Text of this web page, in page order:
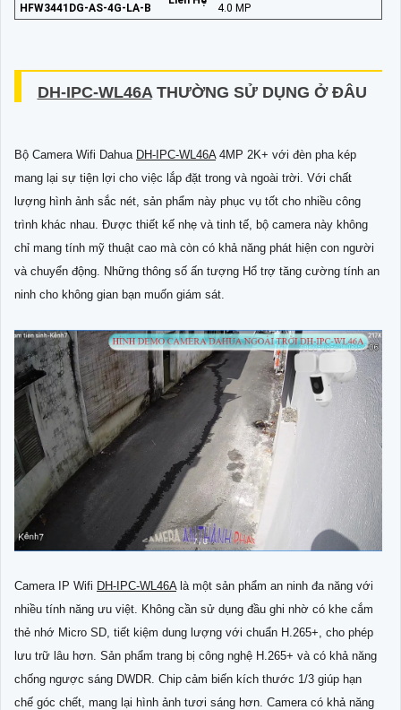
HFW3441DG-AS-4G-LA-B 4.0 MP
DH-IPC-WL46ATHƯỜNG SỬ DỤNG Ở ĐÂU
Bộ Camera Wifi Dahua DH-IPC-WL46A4MP 2K+ với đèn pha kép
mang lại sự tiện lợi cho việc lắp đặt trong và ngoài trời. Với chất
lượng hình ảnh sắc nét, sản phẩm này phục vụ tốt cho nhiều công
trình khác nhau. Được thiết kế nhẹ và tinh tế, bộ camera này không
chỉ mang tính mỹ thuật cao mà còn có khả năng phát hiện con người
và chuyển động. Những thông số ấn tượng Hổ trợ tăng cường tính an
ninh cho không gian bạn muốn giám sát.
Camera IP Wifi DH-IPC-WL46Alà một sản phẩm an ninh đa năng với
nhiều tính năng ưu việt. Không cần sử dụng đầu ghi nhờ có khe cắm
thẻ nhớ Micro SD, tiết kiệm dung lượng với chuẩn H.265+, cho phép
lưu trữ lâu hơn. Sản phẩm trang bị công nghệ H.265+ và có khả năng
chống ngược sáng DWDR. Chip cảm biến kích thước 1/3 giúp hạn
chế góc chết, mang lại hình ảnh tươi sáng hơn. Camera có khả năng